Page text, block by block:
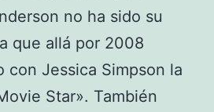
no ha sido su
que allá por 2008
con Jessica Simpson la
Star». También